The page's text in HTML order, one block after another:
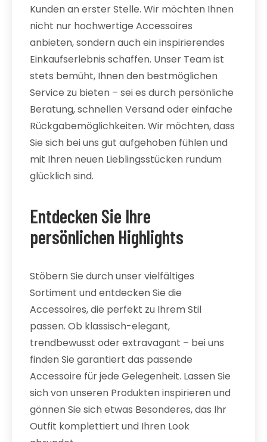
Kunden an erster Stelle. Wir möchten Ihnen
nicht nur hochwertige Accessoires
anbieten, sondern auch ein inspirierendes
Einkaufserlebnis schaffen. Unser Team ist
stets bemüht, Ihnen den bestmöglichen
Service zu bieten – sei es durch persönliche
Beratung, schnellen Versand oder einfache
Rückgabemöglichkeiten. Wir möchten, dass
Sie sich bei uns gut aufgehoben fühlen und
mit Ihren neuen Lieblingsstücken rundum
glücklich sind.
Entdecken Sie Ihre
persönlichen Highlights
Stöbern Sie durch unser vielfältiges
Sortiment und entdecken Sie die
Accessoires, die perfekt zu Ihrem Stil
passen. Ob klassisch-elegant,
trendbewusst oder extravagant – bei uns
finden Sie garantiert das passende
Accessoire für jede Gelegenheit. Lassen Sie
sich von unseren Produkten inspirieren und
gönnen Sie sich etwas Besonderes, das Ihr
Outfit komplettiert und Ihren Look